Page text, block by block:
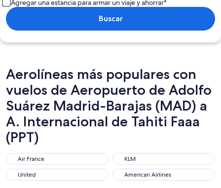
Agregar una estancia para armar un viaje y ahorrar*
Buscar
Aerolíneas más populares con
vuelos de Aeropuerto de Adolfo
Suárez Madrid-Barajas (MAD) a
A. Internacional de Tahiti Faaa
(PPT)
Air France
Air France KLM
KLM
United
United American Airlines
American Airlines